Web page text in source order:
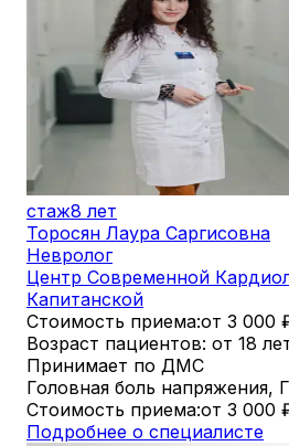
стаж8 лет
Торосян Лаура Саргисовна
Невролог
Центр Современной
Капитанской
Стоимость приема:от 3 000
Возраст пациентов: от 18
Принимает по ДМС
Головная боль напряжения,
Стоимость приема:от 3 000
Подробнее о специалисте